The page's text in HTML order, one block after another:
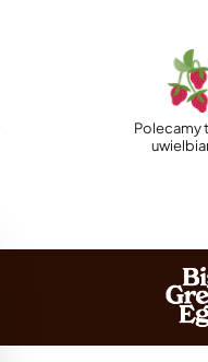
Polecamy